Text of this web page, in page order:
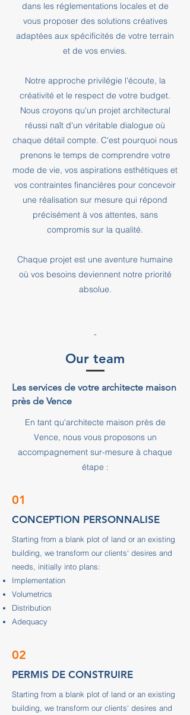
dans les réglementations locales et de
vous proposer des solutions créatives
adaptées aux spécificités de votre terrain
et de vos envies.
Notre approche privilégie l'écoute, la
créativité et le respect de votre budget.
Nous croyons qu'un projet architectural
réussi naît d'un véritable dialogue où
chaque détail compte. C'est pourquoi nous
prenons le temps de comprendre votre
mode de vie, vos aspirations esthétiques et
vos contraintes financières pour concevoir
une réalisation sur mesure qui répond
précisément à vos attentes, sans
compromis sur la qualité.
Chaque projet est une aventure humaine
où vos besoins deviennent notre priorité
absolue.
-
Our team
Les services de votre architecte maison
près de Vence
En tant qu'architecte maison près de
Vence, nous vous proposons un
accompagnement sur-mesure à chaque
étape :
01
CONCEPTION PERSONNALISE
Starting from a blank plot of land or an existing
building, we transform our clients' desires and
needs, initially into plans:
Implementation
Volumetrics
Distribution
Adequacy
02
PERMIS DE CONSTRUIRE
Starting from a blank plot of land or an existing
building, we transform our clients' desires and